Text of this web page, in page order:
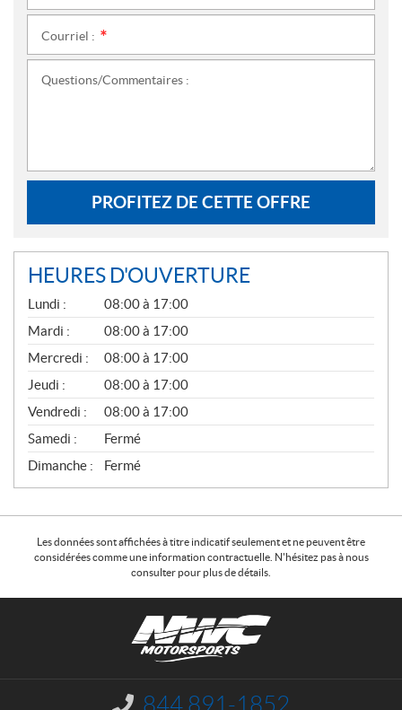
Courriel :
Questions/Commentaires :
PROFITEZ DE CETTE OFFRE
HEURES D'OUVERTURE
G
É
N
É
R
A
L
Lundi :
08:00 à 17:00
Mardi :
08:00 à 17:00
Mercredi :
08:00 à 17:00
Jeudi :
08:00 à 17:00
Vendredi :
08:00 à 17:00
Samedi :
Fermé
Dimanche :
Fermé
Les données sont affichées à titre indicatif seulement et ne peuvent être
considérées comme une information contractuelle. N'hésitez pas à nous
consulter pour plus de détails.
I844 891-1852